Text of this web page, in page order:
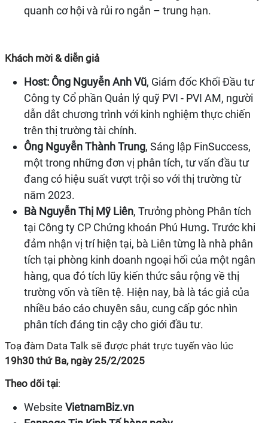
quanh cơ hội và rủi ro ngắn – trung hạn.
Khách mời & diễn giả
Host: Ông Nguyễn Anh Vũ, Giám đốc Khối Đầu tư
Công ty Cổ phần Quản lý quỹ PVI - PVI AM, người
dẫn dắt chương trình với kinh nghiệm thực chiến
trên thị trường tài chính.
Ông Nguyễn Thành Trung, Sáng lập FinSuccess,
một trong những đơn vị phân tích, tư vấn đầu tư
đang có hiệu suất vượt trội so với thị trường từ
năm 2023.
Bà Nguyễn Thị Mỹ Liên, Trưởng phòng Phân tích
tại Công ty CP Chứng khoán Phú Hưng. Trước khi
đảm nhận vị trí hiện tại, bà Liên từng là nhà phân
tích tại phòng kinh doanh ngoại hối của một ngân
hàng, qua đó tích lũy kiến thức sâu rộng về thị
trường vốn và tiền tệ. Hiện nay, bà là tác giả của
nhiều báo cáo chuyên sâu, cung cấp góc nhìn
phân tích đáng tin cậy cho giới đầu tư.
Toạ đàm Data Talk sẽ được phát trực tuyến vào lúc
19h30 thứ Ba, ngày 25/2/2025
Theo dõi tại:
Website VietnamBiz.vn